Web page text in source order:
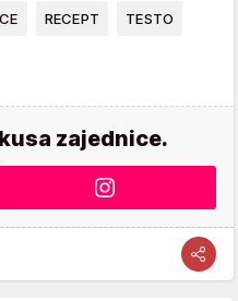
RECEPT TESTO
zajednice.